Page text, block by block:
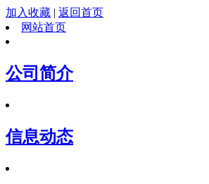
加入收藏 | 返回首页
网站首页
公司简介
信息动态